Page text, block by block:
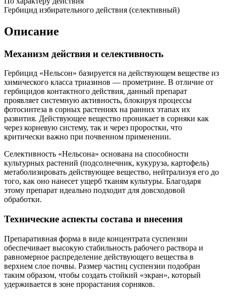
Гербицид избирательного действия (селективный)
Описание
Механизм действия и селективность
Гербицид «Нельсон» базируется на действующем веществе из
химического класса триазинов — прометрине. В отличие от
гербицидов контактного действия, данный препарат
проявляет системную активность, блокируя процессы
фотосинтеза в сорных растениях на ранних этапах их
развития. Действующее вещество проникает в сорняки как
через корневую систему, так и через проростки, что
критически важно при почвенном применении.
Селективность «Нельсона» основана на способности
культурных растений (подсолнечник, кукуруза, картофель)
метаболизировать действующее вещество, нейтрализуя его до
того, как оно нанесет ущерб тканям культуры. Благодаря
этому препарат идеально подходит для довсходовой
обработки.
Технические аспекты состава и внесения
Препаративная форма в виде концентрата суспензии
обеспечивает высокую стабильность рабочего раствора и
равномерное распределение действующего вещества в
верхнем слое почвы. Размер частиц суспензии подобран
таким образом, чтобы создать стойкий «экран», который
удерживается в зоне прорастания сорняков.